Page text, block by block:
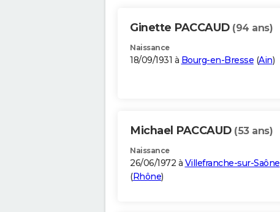
Ginette PACCAUD (94 ans)
Naissance
18/09/1931 à Bourg-en-Bresse (Ain)
Michael PACCAUD (53 ans)
Naissance
26/06/1972 à Villefranche-sur-Saône
(Rhône)